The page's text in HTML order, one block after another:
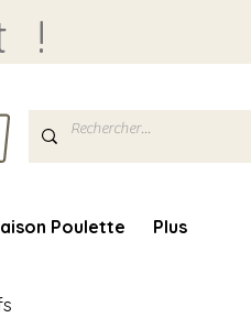
!
Poulette Plus